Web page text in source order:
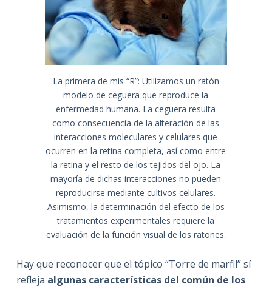
La primera de mis “R”: Utilizamos un ratón
modelo de ceguera que reproduce la
enfermedad humana. La ceguera resulta
como consecuencia de la alteración de las
interacciones moleculares y celulares que
ocurren en la retina completa, así como entre
la retina y el resto de los tejidos del ojo. La
mayoría de dichas interacciones no pueden
reproducirse mediante cultivos celulares.
Asimismo, la determinación del efecto de los
tratamientos experimentales requiere la
evaluación de la función visual de los ratones.
Hay que reconocer que el tópico “Torre de marfil” sí
refleja algunas características del común de los